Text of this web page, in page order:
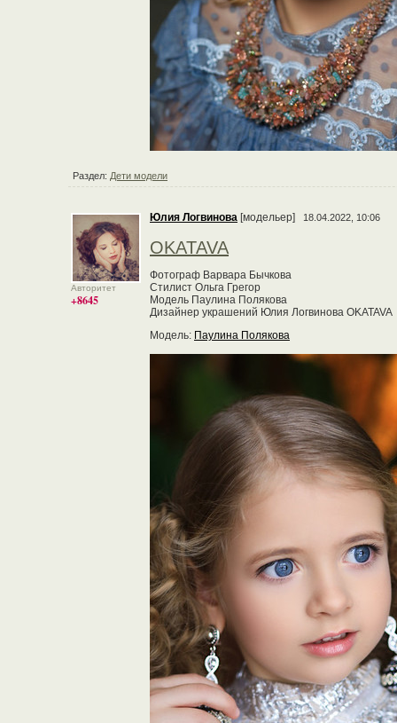
Раздел: Дети модели
Авторитет
+8645
Юлия Логвинова [модельер] 18.04.2022, 10:06
OKATAVA
Фотограф Варвара Бычкова
Стилист Ольга Грегор
Модель Паулина Полякова
Дизайнер украшений Юлия Логвинова OKATAVA
Модель: Паулина Полякова